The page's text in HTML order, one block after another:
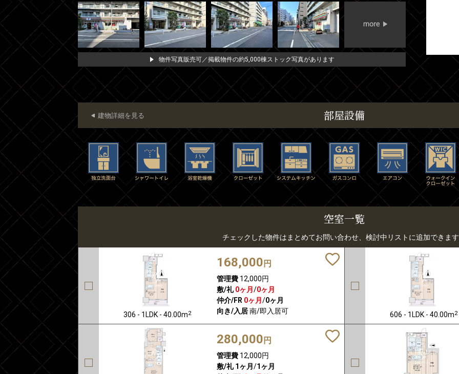
物件写真販売可／掲載物件の約5,000棟ストック写真があります
部屋設備
建物詳細を見る
空室一覧
チェックした物件はまとめてお問い合わせ、検討中リストに追加できま
306 - 1LDK - 40.00m2
168,000 円
管理費12,000円
敷/礼 0ヶ月 /0ヶ月
仲介/FR 0ヶ月 /0ヶ月
向き/入居南/即入居可 606 - 1LDK - 40.00m2
280,000 円
管理費12,000円
敷/礼 1ヶ月 /1ヶ月